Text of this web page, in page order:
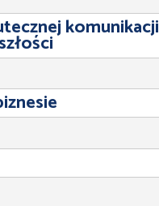
komunikacji